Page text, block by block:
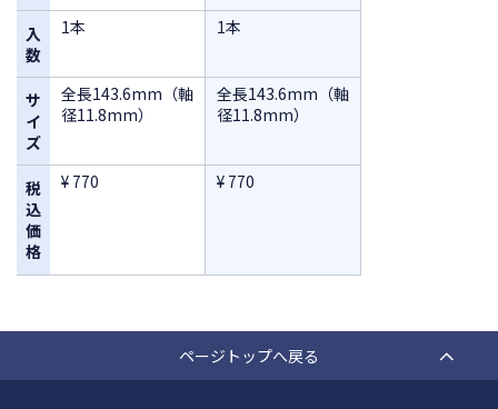
入
数
サ
イ
ズ
税
込
価
格
1本
全長143.6mm（軸
径11.8mm）
¥ 770
1本
全長143.6mm（軸
径11.8mm）
¥ 770
ページトップへ戻る